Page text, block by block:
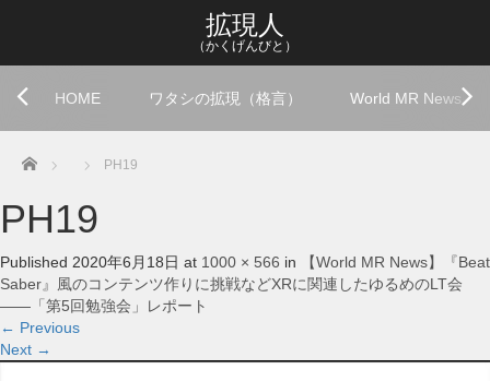
拡現人
（かくげんびと）
HOME ワタシの拡現（格言） World MR News
Home PH19
PH19
Published 2020年6月18日 at 1000 × 566 in
【World MR News】『Beat
Saber』風のコンテンツ作りに挑戦などXRに関連したゆるめのLT会
――「第5回勉強会」レポート
← Previous
Next →